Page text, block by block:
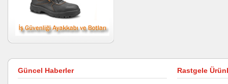
Güncel Haberler Rastgele